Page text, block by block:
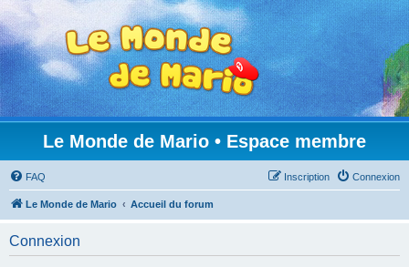
Le Monde de Mario • Espace membre
FAQ Connexion
Inscription
Le Monde de Mario Accueil du forum
Connexion